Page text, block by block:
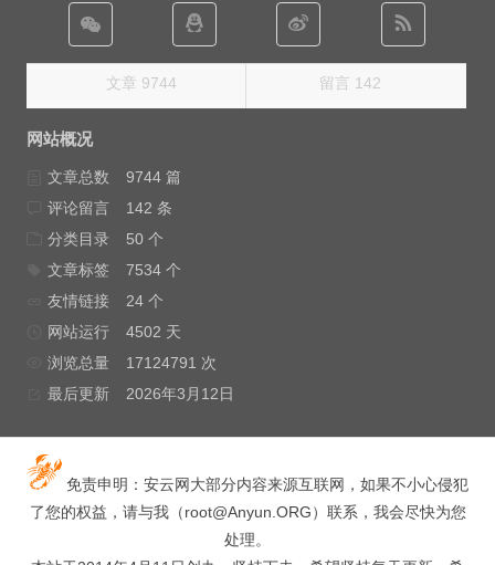
文章 9744 留言 142
网站概况
文章总数
9744 篇
评论留言
142 条
分类目录
50 个
文章标签
7534 个
友情链接
24 个
网站运行
4502 天
浏览总量
17124791 次
最后更新
2026年3月12日
免责申明：安云网大部分内容来源互联网，如果不小心侵犯
了您的权益，请与我（root@Anyun.ORG）联系，我会尽快为您
处理。